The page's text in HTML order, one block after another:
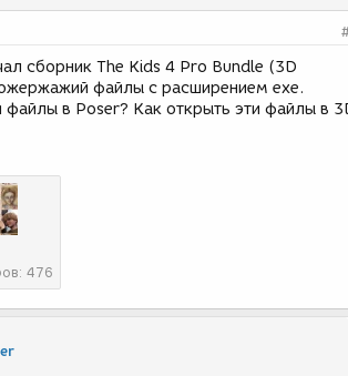
д
и
я
сборник The Kids 4 Pro Bundle (3D
файлы с расширением exe.
файлы в Poser? Как открыть эти файлы в
476